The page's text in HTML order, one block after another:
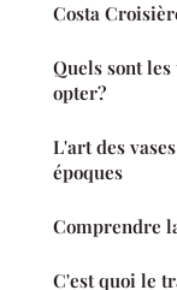
Costa
Quels sont les
opter?
L'art des
époques
Comprendre
C'est quoi le